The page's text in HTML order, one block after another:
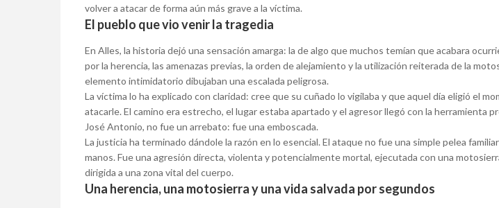
volver a atacar de forma aún más grave a la víctima.
El pueblo que vio venir la tragedia
En Alles, la historia dejó una sensación amarga: la de algo que muchos temían que acabara
por la herencia, las amenazas previas, la orden de alejamiento y la utilización reiterada de la
elemento intimidatorio dibujaban una escalada peligrosa.
La víctima lo ha explicado con claridad: cree que su cuñado lo vigilaba y que aquel día eligió el
atacarle. El camino era estrecho, el lugar estaba apartado y el agresor llegó con la herramienta
José Antonio, no fue un arrebato: fue una emboscada.
La justicia ha terminado dándole la razón en lo esencial. El ataque no fue una simple pelea
manos. Fue una agresión directa, violenta y potencialmente mortal, ejecutada con una
dirigida a una zona vital del cuerpo.
Una herencia, una motosierra y una vida salvada por segundos